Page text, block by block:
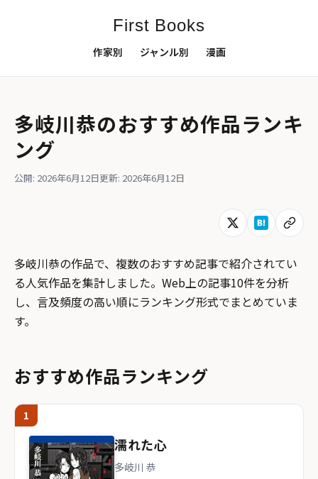
First Books
作家別 ジャンル別 漫画
多岐川恭のおすすめ作品ランキ
ング
公開: 2026年6月12日更新: 2026年6月12日
多岐川恭の作品で、複数のおすすめ記事で紹介されてい
る人気作品を集計しました。Web上の記事10件を分析
し、言及頻度の高い順にランキング形式でまとめていま
す。
おすすめ作品ランキング
1
濡れた心
多岐川 恭